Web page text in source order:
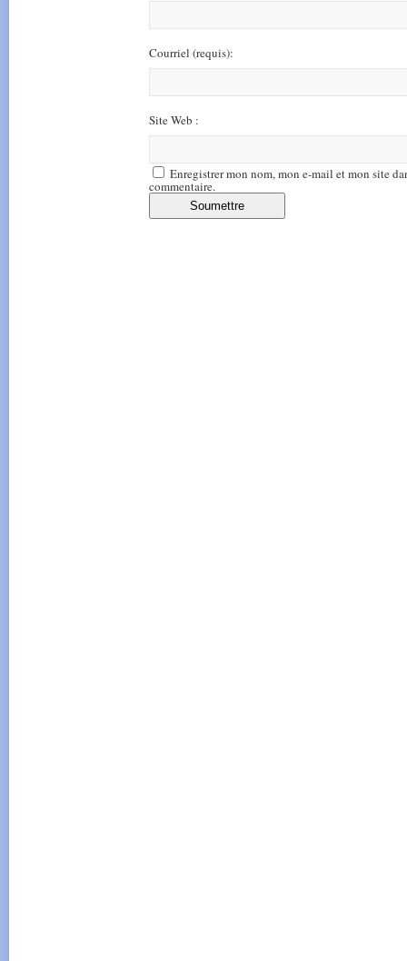
Courriel (requis):
Site Web :
Enregistrer mon nom, mon e-mail et mon site
commentaire.